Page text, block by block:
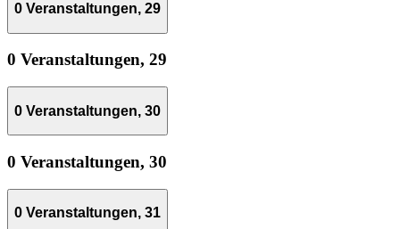
0 Veranstaltungen, 29
0 Veranstaltungen, 29
0 Veranstaltungen, 30
0 Veranstaltungen, 30
0 Veranstaltungen, 31